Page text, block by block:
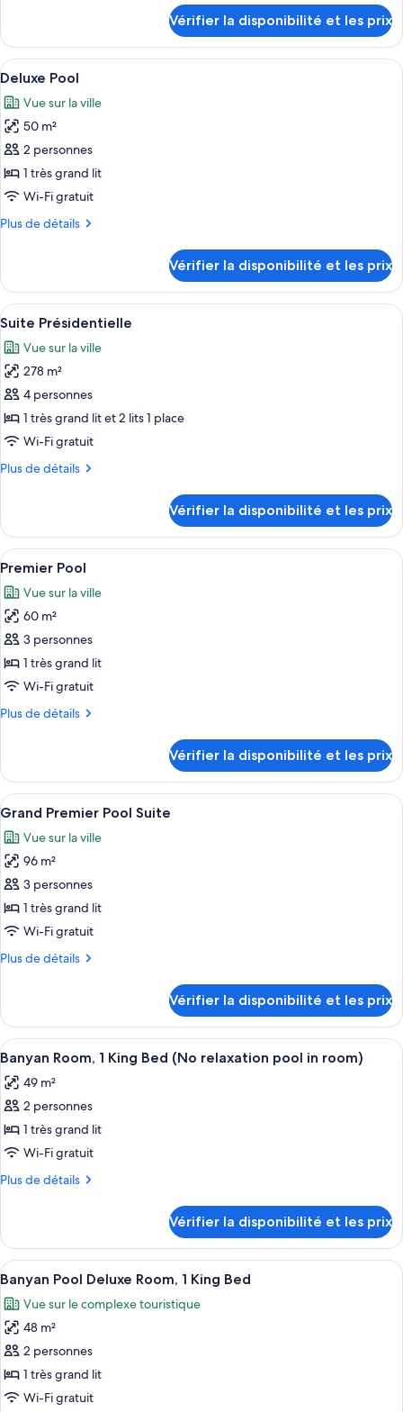
Suite
le
type
de
Premier
Pool
Suite
Vérifier la disponibilité et les prix
Afficher
toutes
les
photos
pour
ce
type
chambre :
Une chambre d’hôtel comprenant
2
Deluxe Pool
Vue sur la ville
50 m²
2 personnes
1 très grand lit
Wi-Fi gratuit
Plus de détails
Plus
le
type
de
Deluxe
Pool
Vérifier la disponibilité et les prix
Afficher
toutes
les
photos
pour
ce
type
chambre :
Une chambre d’hôtel avec un
8
Suite Présidentielle
Vue sur la ville
278 m²
4 personnes
1 très grand lit et 2 lits 1 place
Wi-Fi gratuit
Plus de détails
Plus
le
type
de
Suite
Présidentielle
Vérifier la disponibilité et les prix
Afficher
toutes
les
photos
pour
ce
type
chambre :
Une chambre d’hôtel moderne,
3
Premier Pool
Vue sur la ville
60 m²
3 personnes
1 très grand lit
Wi-Fi gratuit
Plus de détails
Plus
le
type
de
Premier
Pool
Vérifier la disponibilité et les prix
Afficher
toutes
les
photos
pour
ce
type
chambre :
Pool
Suite
Une chambre d’hôtel moderne
2
Grand Premier Pool Suite
Vue sur la ville
96 m²
3 personnes
1 très grand lit
Wi-Fi gratuit
Plus de détails
Plus
le
type
de
chambre
Grand
Premier
Suite
Vérifier la disponibilité et les prix
Afficher
toutes
les
photos
pour
ce
type
Banyan
Room,
1
King
Bed
(No
relaxation
pool
in
Une chambre d’hôtel moderne
4
Banyan Room, 1 King Bed (No relaxation pool in room)
49 m²
2 personnes
1 très grand lit
Wi-Fi gratuit
Plus de détails
Plus
le
type
de
chambre
Banyan
Room,
King
Bed
(No
relaxation
Vérifier la disponibilité et les prix
Afficher
toutes
les
photos
pour
ce
type
Une chambre d’hôtel moderne
4
Banyan Pool Deluxe Room, 1 King Bed
Vue sur le complexe touristique
48 m²
2 personnes
1 très grand lit
Wi-Fi gratuit